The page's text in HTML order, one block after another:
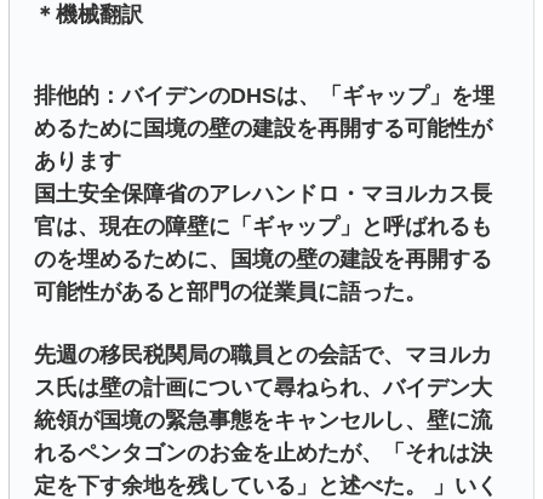
＊機械翻訳
排他的：バイデンのDHSは、「ギャップ」を埋
めるために国境の壁の建設を再開する可能性が
あります
国土安全保障省のアレハンドロ・マヨルカス長
官は、現在の障壁に「ギャップ」と呼ばれるも
のを埋めるために、国境の壁の建設を再開する
可能性があると部門の従業員に語った。
先週の移民税関局の職員との会話で、マヨルカ
ス氏は壁の計画について尋ねられ、バイデン大
統領が国境の緊急事態をキャンセルし、壁に流
れるペンタゴンのお金を止めたが、「それは決
定を下す余地を残している」と述べた。 」いく